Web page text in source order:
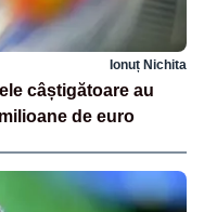
Ionuț Nichita
câștigătoare au
de euro